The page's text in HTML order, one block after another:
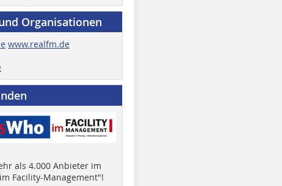
Organisationen
www.realfm.de
als 4.000 Anbieter im
Facility-Management"!